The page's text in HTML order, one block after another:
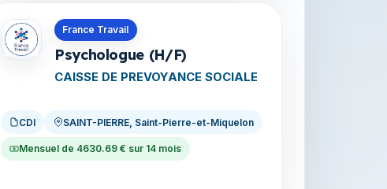
France Travail
Psychologue (H/F)
CAISSE DE PREVOYANCE SOCIALE
CDI SAINT-PIERRE, Saint-Pierre-et-Miquelon
Mensuel de 4630.69 € sur 14 mois
Offres en Saint-Pierre-et-Miquelon